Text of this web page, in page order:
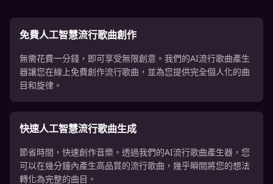
免費人工智慧流行歌曲創作
無需花費一分錢，即可享受無限創意。我們的AI流行歌曲產生
器讓您在線上免費創作流行歌曲，並為您提供完全個人化的曲
目和旋律。
快速人工智慧流行歌曲生成
節省時間，快速創作音樂。透過我們的AI流行歌曲產生器，您
可以在幾分鐘內產生高品質的流行歌曲，幾乎瞬間將您的想法
轉化為完整的曲目。